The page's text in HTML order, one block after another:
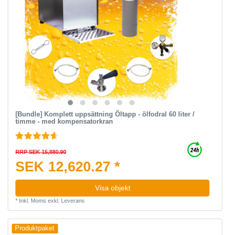
[Bundle] Komplett uppsättning Öltapp - ölfodral 60 liter /
timme - med kompensatorkran
RRP SEK 15,880.90
SEK 12,620.27 *
Visa objekt
* Inkl. Moms exkl. Leverans
Produktpaket